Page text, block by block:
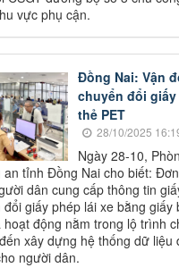
vực phụ cận.
Đồng Nai: Vận
chuyển đổi
thẻ PET
28/10/2025
Ngày 28-10,
an tỉnh Đồng Nai cho biết:
dân cung cấp thông tin
đổi giấy phép lái xe bằng
hoạt động nằm trong lộ trình
xây dựng hệ thống dữ liệu
người dân.